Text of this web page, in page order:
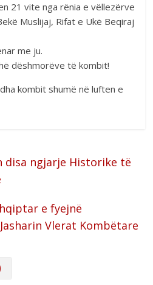
21 vite nga rënia e vëllezërve
Muslijaj, Rifat e Ukë Beqiraj
me ju.
dëshmorëve të kombit!
kombit shumë në luften e
disa ngjarje Historike të
e fyejnë
Vlerat Kombëtare